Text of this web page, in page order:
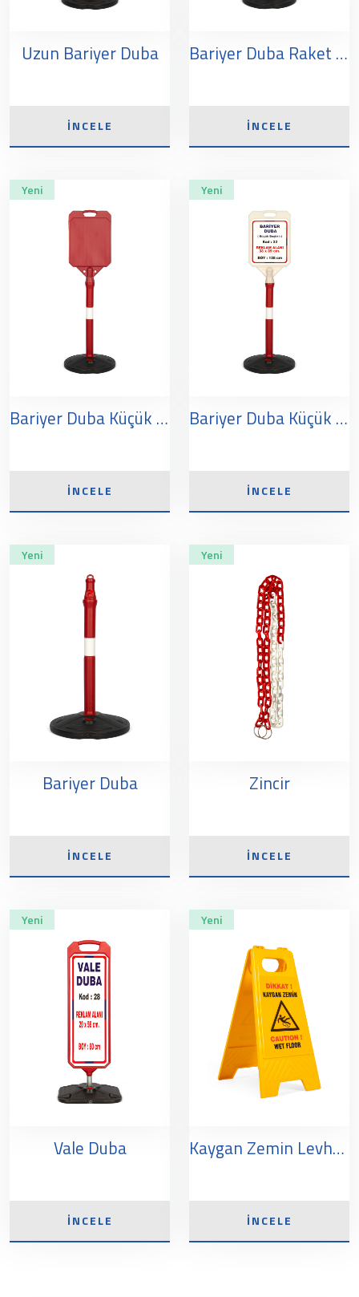
Uzun Bariyer Duba
İNCELE
Bariyer Duba Raket Başlık
İNCELE
Yeni
Bariyer Duba Küçük Başlık Kırmızı
İNCELE
Yeni
Bariyer Duba Küçük Başlık Beyaz
İNCELE
Yeni
Bariyer Duba
İNCELE
Yeni
Zincir
İNCELE
Yeni
Vale Duba
İNCELE
Yeni
Kaygan Zemin Levhası
İNCELE